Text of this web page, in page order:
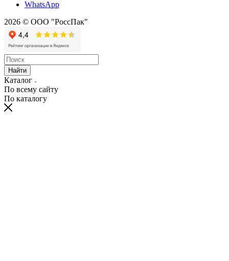
WhatsApp
2026 © ООО "РоссПак"
Найти
Каталог
По всему сайту
По каталогу